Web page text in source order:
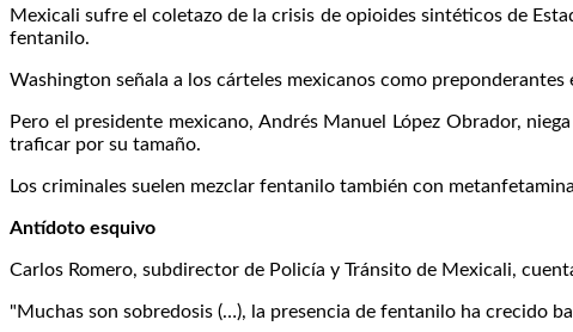
Mexicali sufre el coletazo de la crisis de opioides sintéticos de
fentanilo.
Washington señala a los cárteles mexicanos como
Pero el presidente mexicano, Andrés Manuel López Obrador,
traficar por su tamaño.
Los criminales suelen mezclar fentanilo también con
Antídoto esquivo
Carlos Romero, subdirector de Policía y Tránsito de Mexicali,
"Muchas son sobredosis (…), la presencia de fentanilo ha crecido